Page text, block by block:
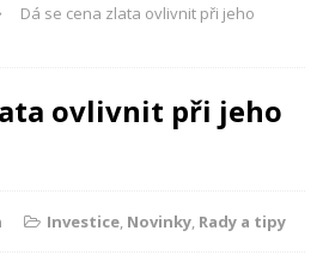
Dá se cena zlata ovlivnit při jeho
ovlivnit při jeho
Investice, Novinky, Rady a tipy